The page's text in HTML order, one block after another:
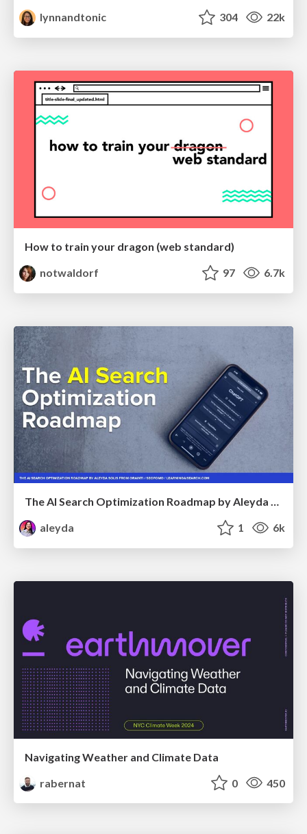
lynnandtonic 304 22k
How to train your dragon (web standard)
notwaldorf
97 6.7k
The AI Search Optimization Roadmap by Aleyda Solis
aleyda
1 6k
Navigating Weather and Climate Data
rabernat
0 450